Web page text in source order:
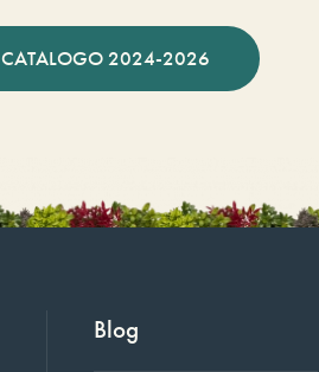
CATALOGO 2024-2026
Blog